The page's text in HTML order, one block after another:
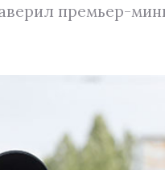
премьер-